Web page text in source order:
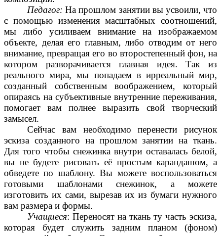
Педагог:На прошлом занятии вы усвоили, что
с помощью изменения масштабных соотношений,
мы либо усиливаем внимание на изображаемом
объекте, делая его главным, либо отводим от него
внимание, превращая его во второстепенный фон, на
котором разворачивается главная идея. Так из
реального мира, мы попадаем в ирреальный мир,
созданный собственным воображением, который
опираясь на субъективные внутренние переживания,
помогает вам полнее выразить свой творческий
замысел.
Сейчас вам необходимо перенести рисунок
эскиза созданного на прошлом занятии на ткань.
Для того чтобы снежинка внутри оставалась белой,
вы не будете рисовать её простым карандашом, а
обведете по шаблону. Вы можете воспользоваться
готовыми шаблонами снежинок, а можете
изготовить их сами, вырезав их из бумаги нужного
вам размера и формы.
Учащиеся: Переносят на ткань ту часть эскиза,
которая будет служить задним планом (фоном)